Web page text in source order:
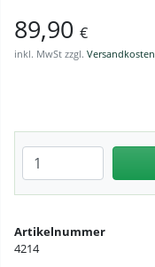
89,90 €
inkl. MwSt zzgl. Versandkosten
Anzahl eingeben
Artikelnummer
4214